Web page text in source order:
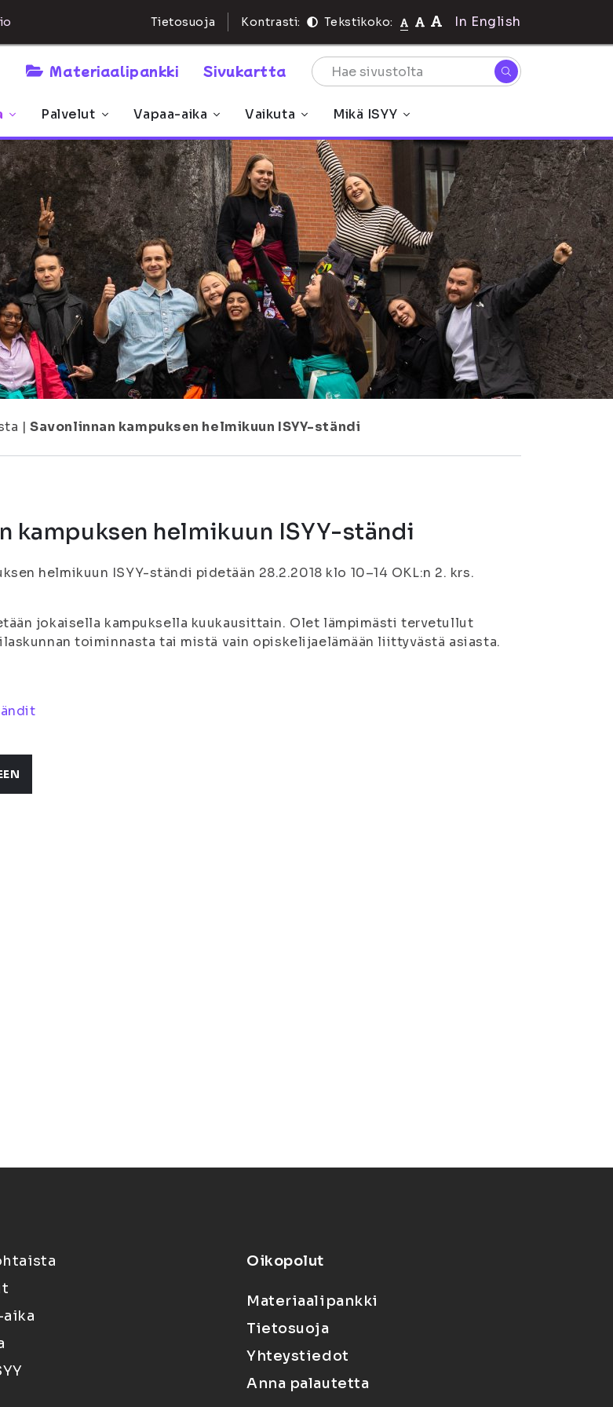
Tietosuoja Kontrasti: Tekstikoko: In English
Materiaalipankki Sivukartta
Palvelut Vapaa-aika Vaikuta Mikä ISYY
| Savonlinnan kampuksen helmikuun ISYY-ständi
kampuksen helmikuun ISYY-ständi
helmikuun ISYY-ständi pidetään 28.2.2018 klo 10–14 OKL:n 2. krs.
jokaisella kampuksella kuukausittain. Olet lämpimästi tervetullut
toiminnasta tai mistä vain opiskelijaelämään liittyvästä asiasta.
Oikopolut
Materiaalipankki
Tietosuoja
Yhteystiedot
Anna palautetta